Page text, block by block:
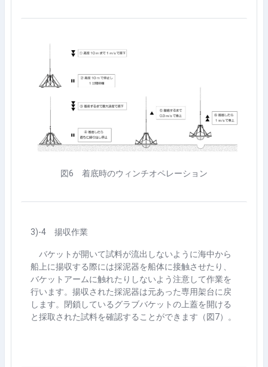
図6 着底時のウィンチオペレーション
3)-4 揚収作業
バケットが開いて試料が流出しないように海中から
船上に揚収する際には採泥器を船体に接触させたり、
バケットアームに触れたりしないよう注意して作業を
行います。揚収された採泥器は元あった専用架台に戻
します。閉鎖しているグラブバケットの上蓋を開ける
と採取された試料を確認することができます（図7）。